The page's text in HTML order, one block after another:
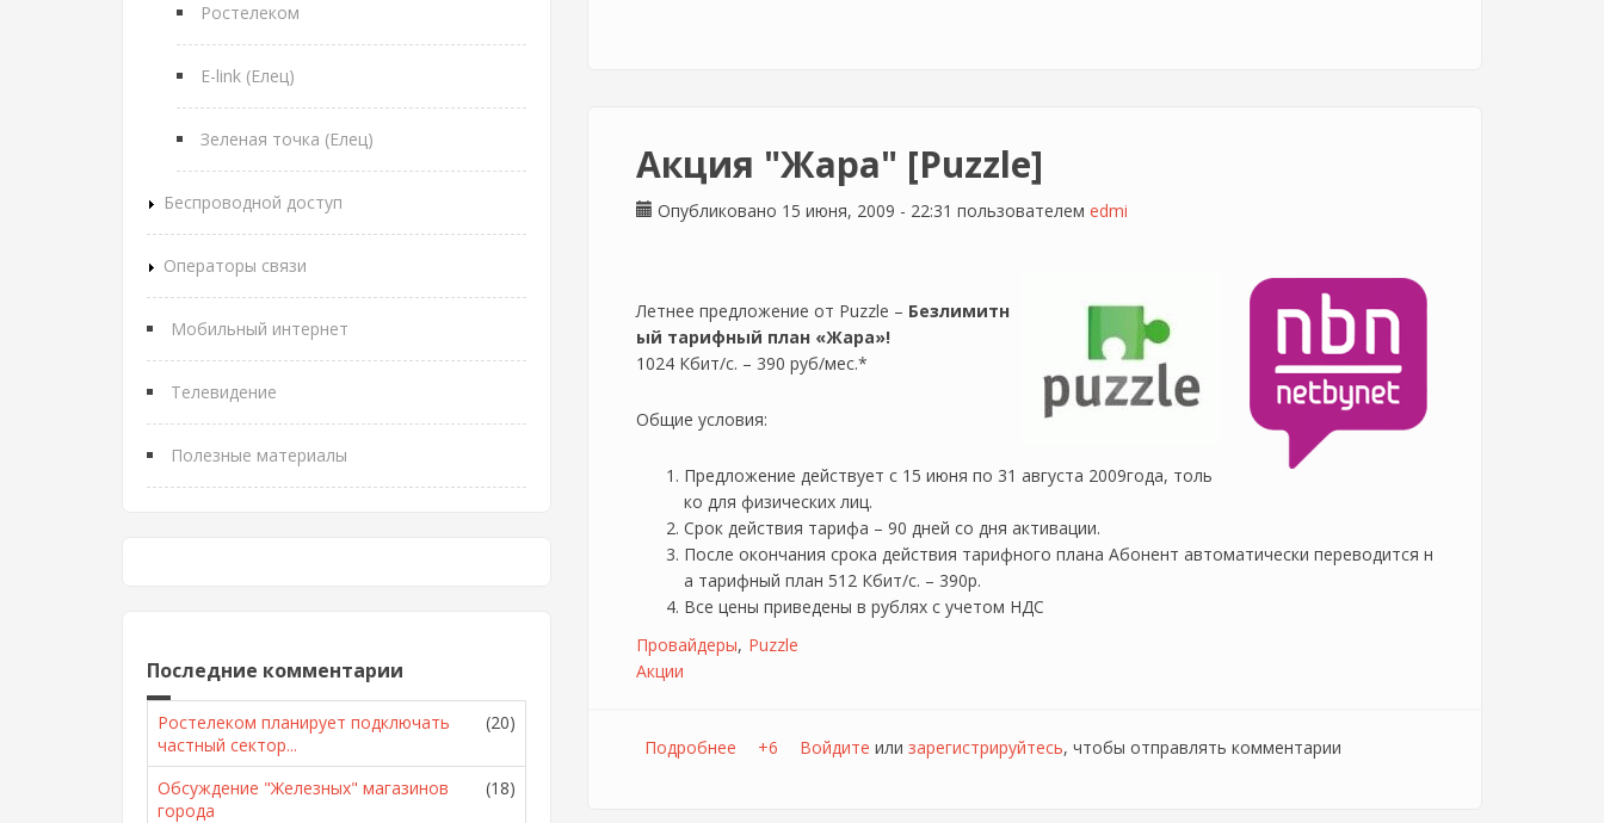
Ростелеком
E-link (Елец)
Зеленая точка (Елец)
Беспроводной доступ
Операторы связи
Мобильный интернет
Телевидение
Полезные материалы
Последние комментарии
Ростелеком планирует подключать
частный сектор...
(20)
Обсуждение "Железных" магазинов
города
(18)
Акция "Жара" [Puzzle]
Опубликовано 15 июня, 2009 - 22:31 пользователем edmi
Летнее предложение от Puzzle – Безлимитн
ый тарифный план «Жара»!
1024 Кбит/с. – 390 руб/мес.*
Общие условия:
Предложение действует с 15 июня по 31 августа 2009года, толь
ко для физических лиц.
Срок действия тарифа – 90 дней со дня активации.
После окончания срока действия тарифного плана Абонент автоматически переводится н
а тарифный план 512 Кбит/с. – 390р.
Все цены приведены в рублях с учетом НДС
Провайдеры Puzzle
Акции
Подробнее о Акция "Жара" [Puzzle]
+6 Войдите или зарегистрируйтесь, чтобы отправлять комментарии